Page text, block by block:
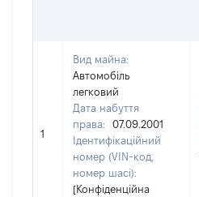
1
Вид майна:
Автомобіль
легковий
Дата набуття
права:
07.09.2001
Ідентифікаційний
номер (VIN-код,
номер шасі):
[Конфіденційна